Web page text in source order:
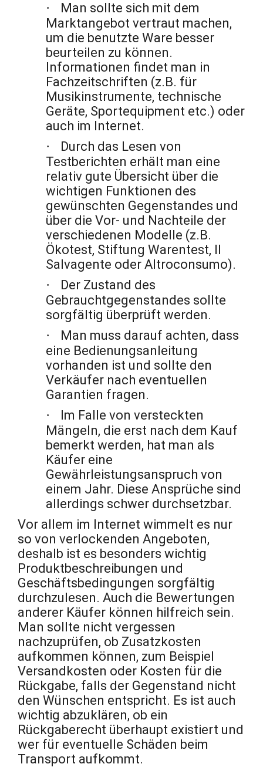
·
Man sollte sich mit dem
Marktangebot vertraut machen,
um die benutzte Ware besser
beurteilen zu können.
Informationen findet man in
Fachzeitschriften (z.B. für
Musikinstrumente, technische
Geräte, Sportequipment etc.) oder
auch im Internet.
·
Durch das Lesen von
Testberichten erhält man eine
relativ gute Übersicht über die
wichtigen Funktionen des
gewünschten Gegenstandes und
über die Vor- und Nachteile der
verschiedenen Modelle (z.B.
Ökotest, Stiftung Warentest, Il
Salvagente oder Altroconsumo).
·
Der Zustand des
Gebrauchtgegenstandes sollte
sorgfältig überprüft werden.
·
Man muss darauf achten, dass
eine Bedienungsanleitung
vorhanden ist und sollte den
Verkäufer nach eventuellen
Garantien fragen.
·
Im Falle von versteckten
Mängeln, die erst nach dem Kauf
bemerkt werden, hat man als
Käufer eine
Gewährleistungsanspruch von
einem Jahr. Diese Ansprüche sind
allerdings schwer durchsetzbar.
Vor allem im Internet wimmelt es nur
so von verlockenden Angeboten,
deshalb ist es besonders wichtig
Produktbeschreibungen und
Geschäftsbedingungen sorgfältig
durchzulesen. Auch die Bewertungen
anderer Käufer können hilfreich sein.
Man sollte nicht vergessen
nachzuprüfen, ob Zusatzkosten
aufkommen können, zum Beispiel
Versandkosten oder Kosten für die
Rückgabe, falls der Gegenstand nicht
den Wünschen entspricht. Es ist auch
wichtig abzuklären, ob ein
Rückgaberecht überhaupt existiert und
wer für eventuelle Schäden beim
Transport aufkommt.